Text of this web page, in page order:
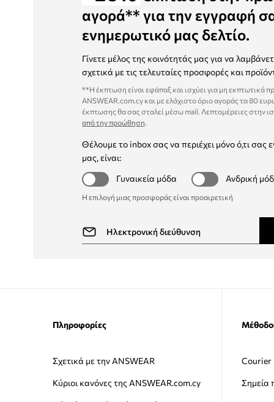
αγορά** για την εγγραφή
ενημερωτικό μας δελτίο.
Γίνετε μέλος της κοινότητάς μας για να
σχετικά με τις τελευταίες προσφορές και
**Η έκπτωση είναι εφάπαξ και ισχύει για μη εκπτωτικά
ANSWEAR.com.cy και με ελάχιστο όριο αγοράς τα 80
έκπτωσης θα σας σταλεί μέσω mail. Λεπτομέρειες στην
από την προώθηση.
Θέλουμε το inbox σας να περιέχει μόνο ό,τι σας
μας, είναι:
Γυναικεία μόδα
Ανδρική
Η επιλογή μιας προσφοράς είναι προαιρετική
Πληροφορίες
Σχετικά με την ANSWEAR
Κύριοι κανόνες της ANSWEAR.com.cy
Courier
Σημεία